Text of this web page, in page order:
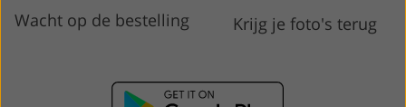
Wacht op de bestelling Krijg je foto's terug